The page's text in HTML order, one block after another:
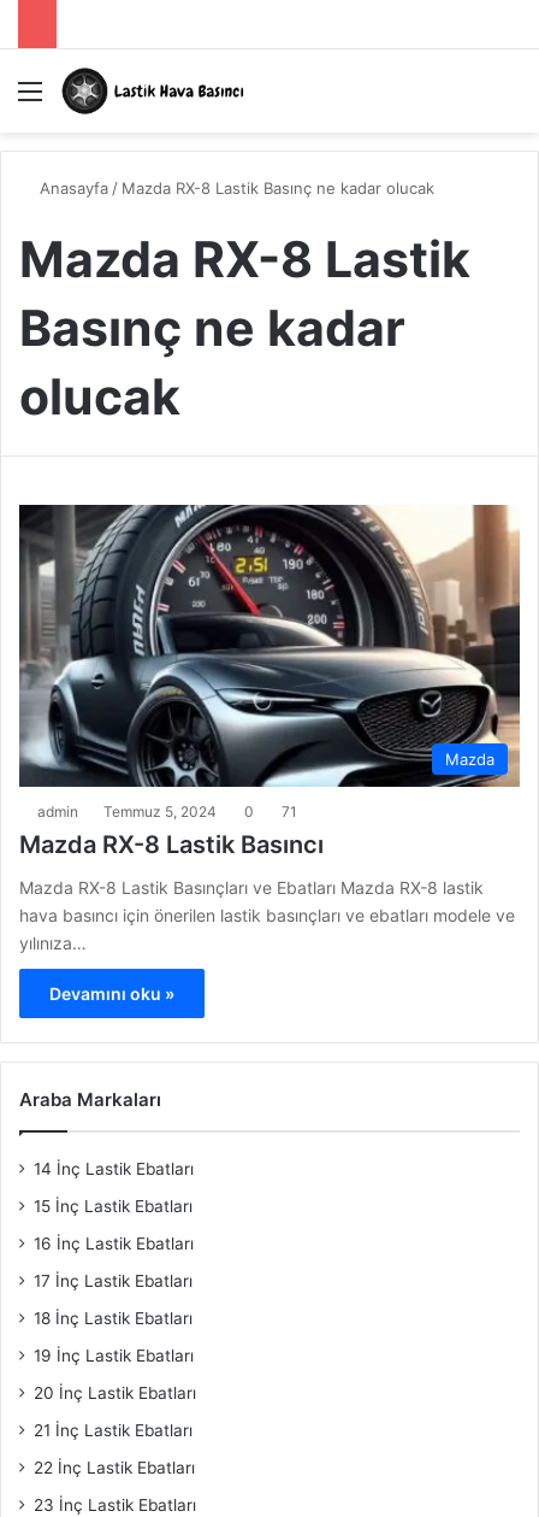
Menü
Anasayfa / Mazda RX-8 Lastik Basınç ne kadar olucak
Mazda RX-8 Lastik
Basınç ne kadar
olucak
Mazda
admin Temmuz 5, 2024 0 71
Mazda RX-8 Lastik Basıncı
Mazda RX-8 Lastik Basınçları ve Ebatları Mazda RX-8 lastik
hava basıncı için önerilen lastik basınçları ve ebatları modele ve
yılınıza…
Devamını oku »
Araba Markaları
14 İnç Lastik Ebatları
15 İnç Lastik Ebatları
16 İnç Lastik Ebatları
17 İnç Lastik Ebatları
18 İnç Lastik Ebatları
19 İnç Lastik Ebatları
20 İnç Lastik Ebatları
21 İnç Lastik Ebatları
22 İnç Lastik Ebatları
23 İnç Lastik Ebatları